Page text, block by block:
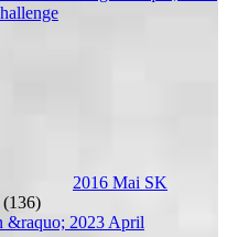
2016 Mai SK
(136)